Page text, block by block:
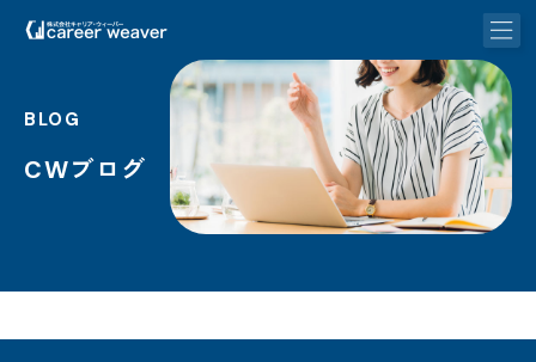
BLOG
CWブログ